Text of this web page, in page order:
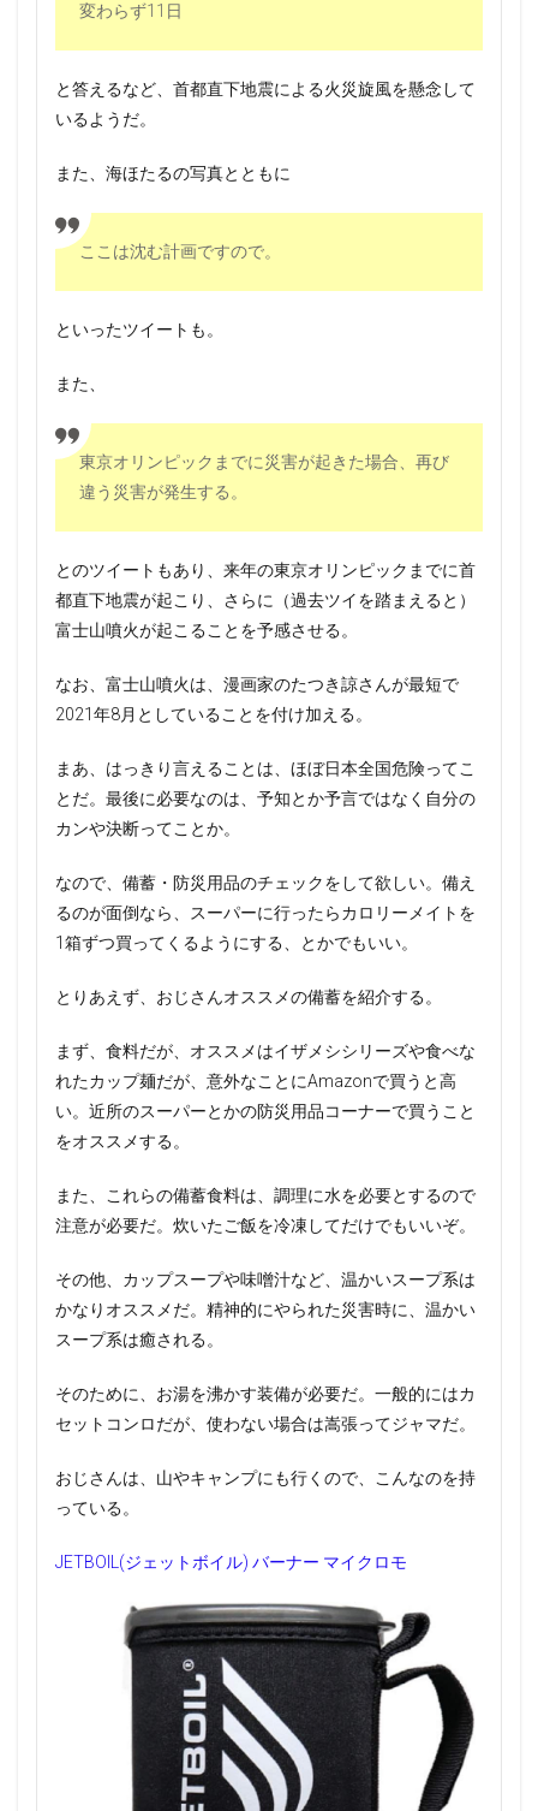
変わらず11日
と答えるなど、首都直下地震による火災旋風を懸念して
いるようだ。
また、海ほたるの写真とともに
ここは沈む計画ですので。
といったツイートも。
また、
東京オリンピックまでに災害が起きた場合、再び
違う災害が発生する。
とのツイートもあり、来年の東京オリンピックまでに首
都直下地震が起こり、さらに（過去ツイを踏まえると）
富士山噴火が起こることを予感させる。
なお、富士山噴火は、漫画家のたつき諒さんが最短で
2021年8月としていることを付け加える。
まあ、はっきり言えることは、ほぼ日本全国危険ってこ
とだ。最後に必要なのは、予知とか予言ではなく自分の
カンや決断ってことか。
なので、備蓄・防災用品のチェックをして欲しい。備え
るのが面倒なら、スーパーに行ったらカロリーメイトを
1箱ずつ買ってくるようにする、とかでもいい。
とりあえず、おじさんオススメの備蓄を紹介する。
まず、食料だが、オススメはイザメシシリーズや食べな
れたカップ麺だが、意外なことにAmazonで買うと高
い。近所のスーパーとかの防災用品コーナーで買うこと
をオススメする。
また、これらの備蓄食料は、調理に水を必要とするので
注意が必要だ。炊いたご飯を冷凍してだけでもいいぞ。
その他、カップスープや味噌汁など、温かいスープ系は
かなりオススメだ。精神的にやられた災害時に、温かい
スープ系は癒される。
そのために、お湯を沸かす装備が必要だ。一般的にはカ
セットコンロだが、使わない場合は嵩張ってジャマだ。
おじさんは、山やキャンプにも行くので、こんなのを持
っている。
JETBOIL(ジェットボイル) バーナー マイクロモ